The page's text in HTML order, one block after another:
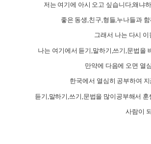
저는 여기에 아시 오고 싶습니다,왜냐
좋은 동생 친구 형들 누나들과
그래서 나는 다시
나는 여기에서 듣기 말하기 쓰기 문법을
만약에 다음에 오면 열
한국에서 열심히 공부하여
듣기 말하기 쓰기 문법을 많이공부해서
사람이